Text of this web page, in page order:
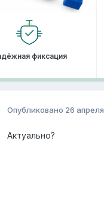
фиксация
Опубликовано 26 апреля
Актуально?